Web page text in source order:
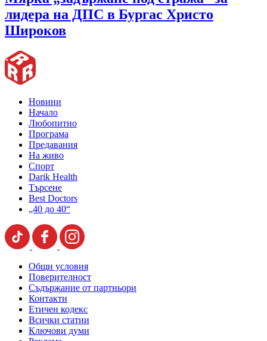
лидера на ДПС в Бургас Христо
Широков
Новини
Начало
Любопитно
Програма
Предавания
На живо
Спорт
Darik Health
Търсене
Best Doctors
„40 до 40“
Общи условия
Поверителност
Съдържание от партньори
Контакти
Етичен кодекс
Всички статии
Ключови думи